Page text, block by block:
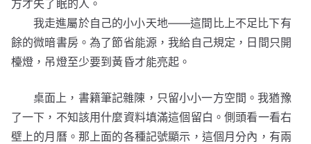
方才失了眠的人。
我走進屬於自己的小小天地——這間比上不足比下有
餘的微暗書房。為了節省能源，我給自己規定，日間只開
檯燈，吊燈至少要到黃昏才能亮起。
桌面上，書籍筆記雜陳，只留小小一方空間。我猶豫
了一下，不知該用什麼資料填滿這個留白。側頭看一看右
壁上的月曆。那上面的各種記號顯示，這個月分內，有兩